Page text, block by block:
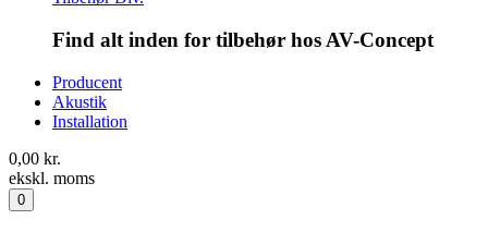
Find alt inden for tilbehør hos AV-Concept
Producent
Akustik
Installation
0,00 kr.
ekskl. moms
0